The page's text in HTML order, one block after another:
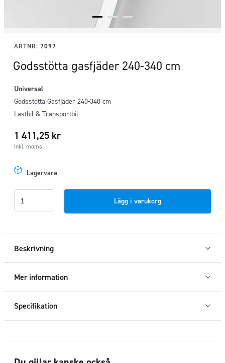
ARTNR: 7097
Godsstötta gasfjäder 240-340 cm
Universal
Godsstötta Gasfjäder 240-340 cm
Lastbil & Transportbil
1 411,25 kr
Inkl. moms
Lagervara
340
cm
Lägg i varukorg
Beskrivning
Mer information
Specifikation